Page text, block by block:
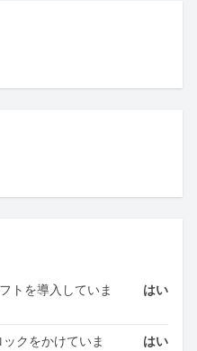
トを導入していま
はい
クをかけていま
はい